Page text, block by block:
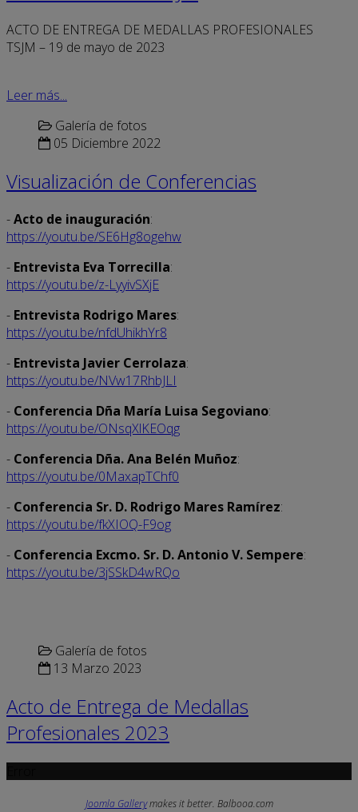
ACTO DE ENTREGA DE MEDALLAS PROFESIONALES
TSJM – 19 de mayo de 2023
Leer más...
Galería de fotos
05 Diciembre 2022
Visualización de Conferencias
-Acto de inauguración:
https://youtu.be/SE6Hg8ogehw
- Entrevista Eva Torrecilla:
https://youtu.be/z-LyyivSXjE
- Entrevista Rodrigo Mares:
https://youtu.be/nfdUhikhYr8
- Entrevista Javier Cerrolaza:
https://youtu.be/NVw17RhbJLI
- Conferencia Dña María Luisa Segoviano:
https://youtu.be/ONsqXlKEOqg
- Conferencia Dña. Ana Belén Muñoz:
https://youtu.be/0MaxapTChf0
- Conferencia Sr. D. Rodrigo Mares Ramírez:
https://youtu.be/fkXIOQ-F9og
- Conferencia Excmo. Sr. D. Antonio V. Sempere:
https://youtu.be/3jSSkD4wRQo
Galería de fotos
13 Marzo 2023
Acto de Entrega de Medallas
Profesionales 2023
Joomla Gallerymakes it better. Balbooa.com